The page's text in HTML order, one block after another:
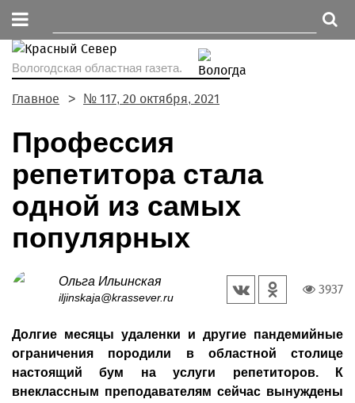
Вологодская областная газета.
Главное № 117, 20 октября, 2021
Профессия
репетитора стала
одной из самых
популярных
Ольга Ильинская
iljinskaja@krassever.ru
3937
Долгие месяцы удаленки и другие пандемийные
ограничения породили в областной столице
настоящий бум на услуги репетиторов. К
внеклассным преподавателям сейчас вынуждены